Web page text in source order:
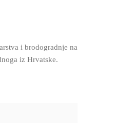
i brodogradnje na
iz Hrvatske.